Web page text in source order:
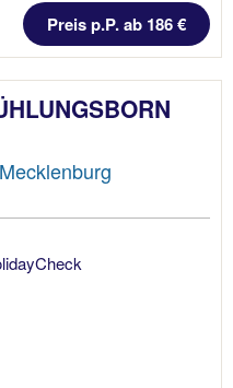
Preis p.P. ab 186 €